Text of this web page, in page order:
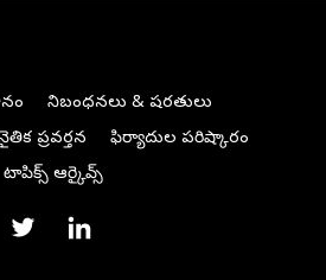
నిబంధనలు & షరతులు
ప్రవర్తన
ఫిర్యాదుల పరిష్కారం
టాపిక్స్ ఆర్కైవ్స్